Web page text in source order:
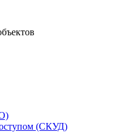
(СКУД)